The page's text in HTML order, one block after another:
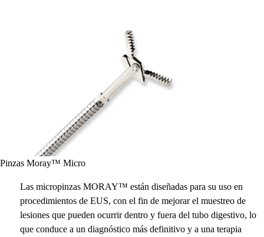
Pinzas Moray™ Micro
Las micropinzas MORAY™ están diseñadas para su uso en
procedimientos de EUS, con el fin de mejorar el muestreo de
lesiones que pueden ocurrir dentro y fuera del tubo digestivo, lo
que conduce a un diagnóstico más definitivo y a una terapia